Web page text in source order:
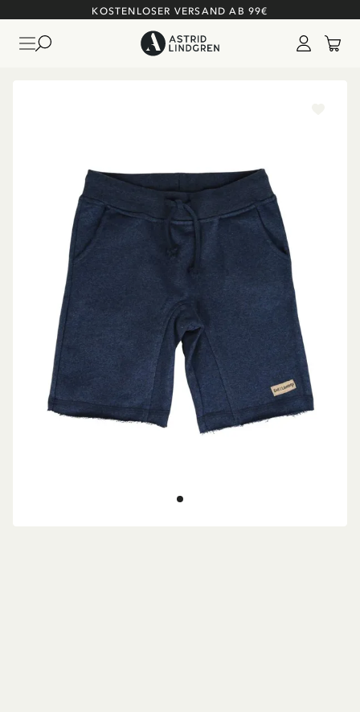
KOSTENLOSER VERSAND AB 99€